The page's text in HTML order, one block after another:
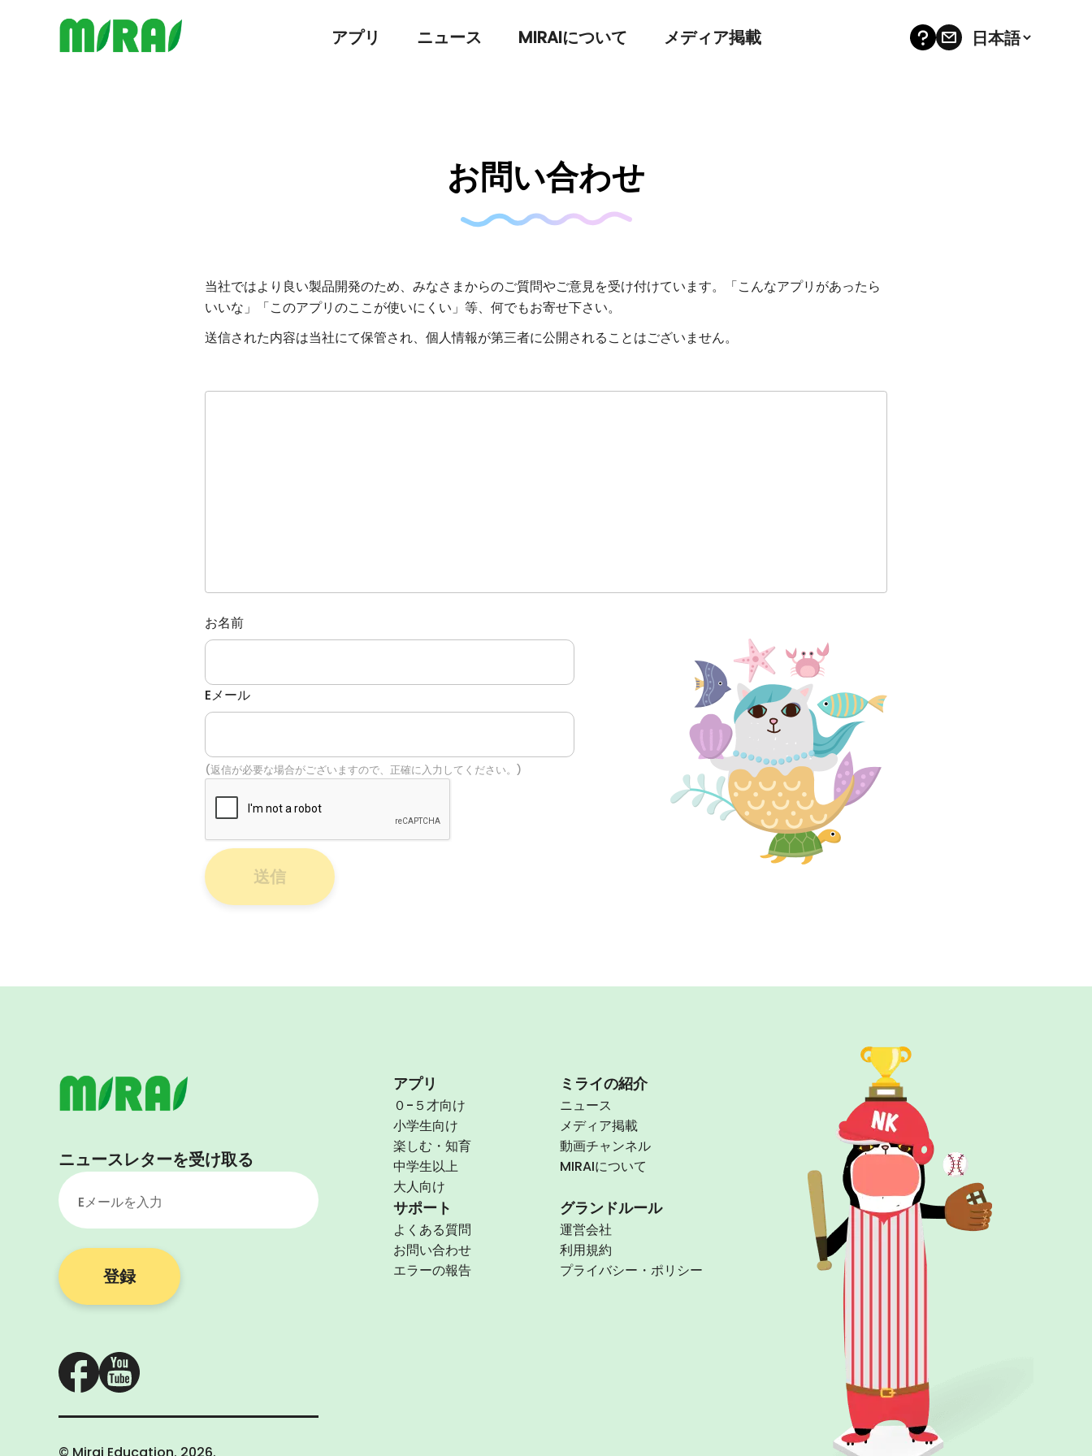
アプリ ニュース MIRAIについて メディア掲載
お問い合わせ
当社ではより良い製品開発のため、みなさまからのご質問やご意見を受け付けています。「こんなアプリがあったら
いいな」「このアプリのここが使いにくい」等、何でもお寄せ下さい。
送信された内容は当社にて保管され、個人情報が第三者に公開されることはございません。
お名前
Eメール
(返信が必要な場合がございますので、正確に入力してください。)
送信
ニュースレターを受け取る
Eメールを入力
登録
アプリ
０-５才向け
小学生向け
楽しむ・知育
中学生以上
大人向け
ミライの紹介
ニュース
メディア掲載
動画チャンネル
MIRAIについて
サポート
よくある質問
お問い合わせ
エラーの報告
グランドルール
運営会社
利用規約
プライバシー・ポリシー